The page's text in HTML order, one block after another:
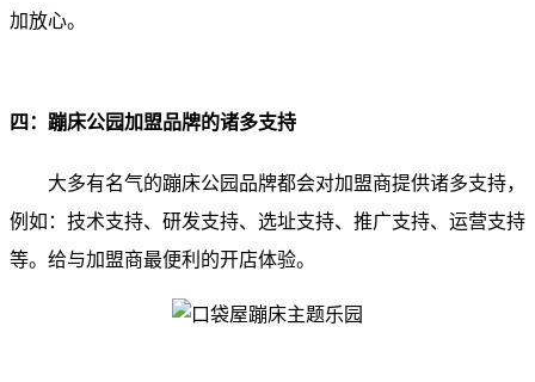
加放心。
四：蹦床公园加盟品牌的诸多支持
大多有名气的蹦床公园品牌都会对加盟商提供诸多支持，
例如：技术支持、研发支持、选址支持、推广支持、运营支持
等。给与加盟商最便利的开店体验。